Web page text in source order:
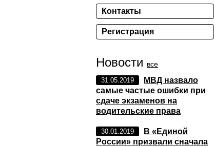
Контакты
Регистрация
Новости все
31.05.2019
МВД назвало
самые частые ошибки при
сдаче экзаменов на
водительские права
30.01.2019
В «Единой
России» призвали сначала